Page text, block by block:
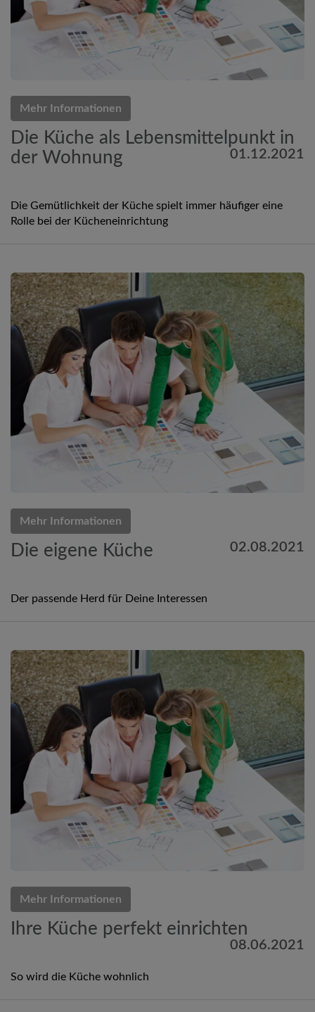
Mehr Informationen
Die Küche als Lebensmittelpunkt in
der Wohnung
01.12.2021
Die Gemütlichkeit der Küche spielt immer häufiger eine
Rolle bei der Kücheneinrichtung
Mehr Informationen
Die eigene Küche 02.08.2021
Der passende Herd für Deine Interessen
Mehr Informationen
Ihre Küche perfekt einrichten
08.06.2021
So wird die Küche wohnlich